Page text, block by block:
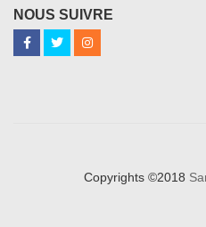
NOUS SUIVRE
Copyrights ©2018